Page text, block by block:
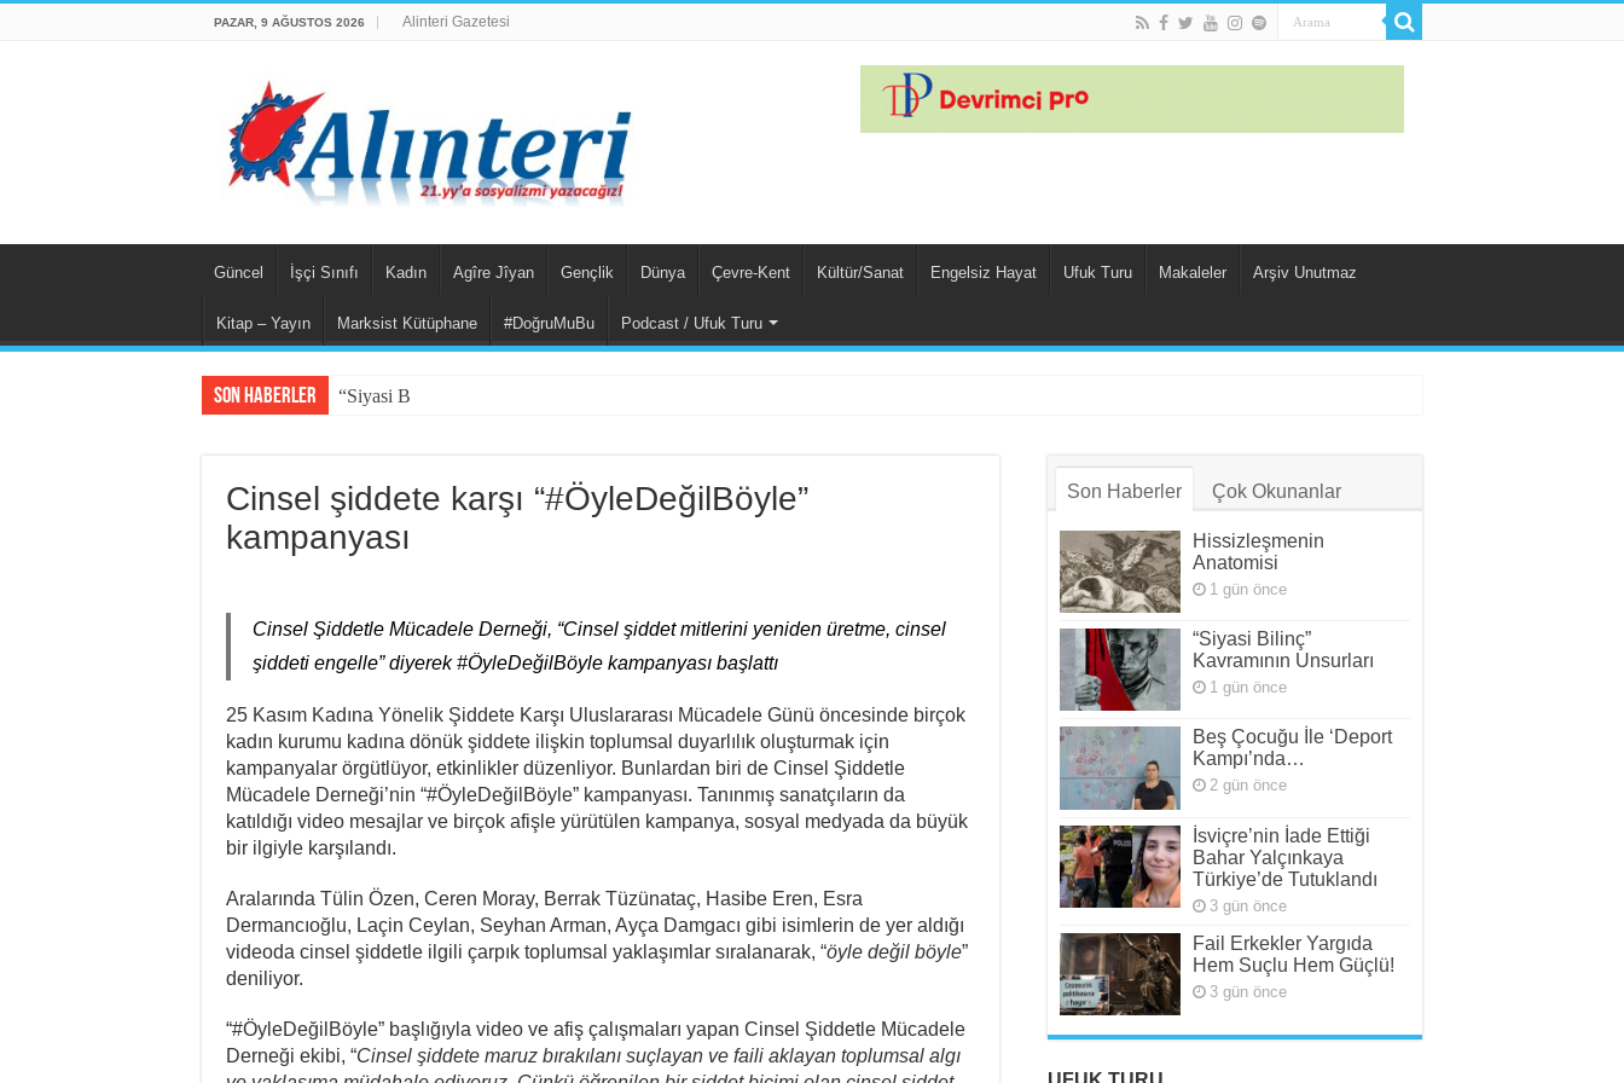
PAZAR, 9 AĞUSTOS 2026 Alinteri Gazetesi
Güncel İşçi Sınıfı Kadın Agîre Jîyan Gençlik Dünya Çevre-Kent Kültür/Sanat Engelsiz Hayat Ufuk Turu Makaleler Arşiv Unutmaz
Kitap – Yayın Marksist Kütüphane #DoğruMuBu Podcast / Ufuk Turu
Son Haberler “Siyasi Bilinç” Kavramının Un
Cinsel şiddete karşı “#ÖyleDeğilBöyle”
kampanyası
Cinsel Şiddetle Mücadele Derneği, “Cinsel şiddet mitlerini yeniden üretme, cinsel
şiddeti engelle” diyerek #ÖyleDeğilBöyle kampanyası başlattı
25 Kasım Kadına Yönelik Şiddete Karşı Uluslararası Mücadele Günü öncesinde birçok
kadın kurumu kadına dönük şiddete ilişkin toplumsal duyarlılık oluşturmak için
kampanyalar örgütlüyor, etkinlikler düzenliyor. Bunlardan biri de Cinsel Şiddetle
Mücadele Derneği’nin “#ÖyleDeğilBöyle” kampanyası. Tanınmış sanatçıların da
katıldığı video mesajlar ve birçok afişle yürütülen kampanya, sosyal medyada da büyük
bir ilgiyle karşılandı.
Aralarında Tülin Özen, Ceren Moray, Berrak Tüzünataç, Hasibe Eren, Esra
Dermancıoğlu, Laçin Ceylan, Seyhan Arman, Ayça Damgacı gibi isimlerin de yer aldığı
videoda cinsel şiddetle ilgili çarpık toplumsal yaklaşımlar sıralanarak, “öyle değil böyle”
deniliyor.
“#ÖyleDeğilBöyle” başlığıyla video ve afiş çalışmaları yapan Cinsel Şiddetle Mücadele
Derneği ekibi, “Cinsel şiddete maruz bırakılanı suçlayan ve faili aklayan toplumsal algı
Son Haberler Çok Okunanlar
Hissizleşmenin
Anatomisi
1 gün önce
“Siyasi Bilinç”
Kavramının Unsurları
1 gün önce
Beş Çocuğu İle ‘Deport
Kampı’nda…
2 gün önce
İsviçre’nin İade Ettiği
Bahar Yalçınkaya
Türkiye’de Tutuklandı
3 gün önce
Fail Erkekler Yargıda
Hem Suçlu Hem Güçlü!
3 gün önce